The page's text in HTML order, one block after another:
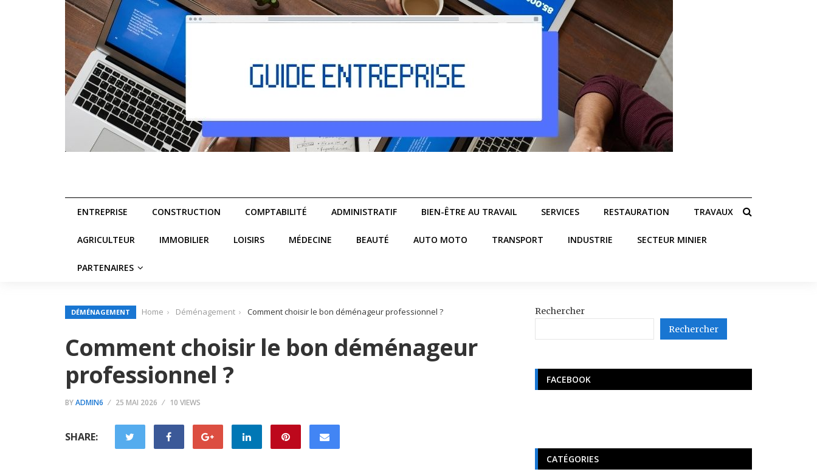
ENTREPRISE CONSTRUCTION COMPTABILITÉ ADMINISTRATIF BIEN-ÊTRE AU TRAVAIL SERVICES RESTAURATION TRAVAUX
AGRICULTEUR IMMOBILIER LOISIRS MÉDECINE BEAUTÉ AUTO MOTO TRANSPORT INDUSTRIE SECTEUR MINIER
PARTENAIRES
DÉMÉNAGEMENT Home Déménagement Comment choisir le bon déménageur professionnel ?
Comment choisir le bon déménageur
professionnel ?
BYADMIN6 25 MAI 2026 10 VIEWS
SHARE:
Rechercher
Rechercher
FACEBOOK
CATÉGORIES